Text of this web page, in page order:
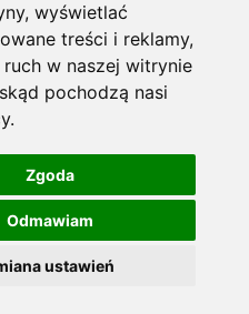
wyświetlać
treści i reklamy,
w naszej witrynie
pochodzą nasi
Zgoda
Odmawiam
ustawień